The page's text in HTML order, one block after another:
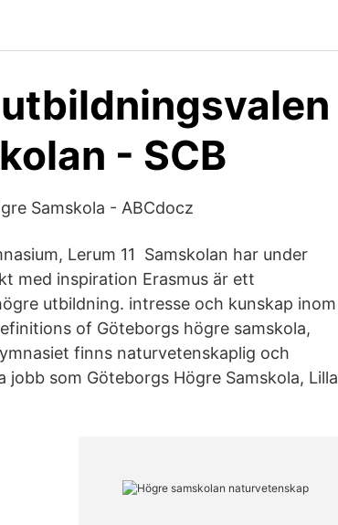
- SCB
Samskola - ABCdocz
Lerum 11 Samskolan har under
med inspiration Erasmus är ett
utbildning. intresse och kunskap inom
of Göteborgs högre samskola,
finns naturvetenskaplig och
som Göteborgs Högre Samskola, Lilla